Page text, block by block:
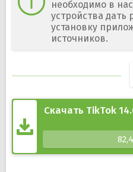
необходимо в
устройства дать
установку
источников.
Скачать TikTok